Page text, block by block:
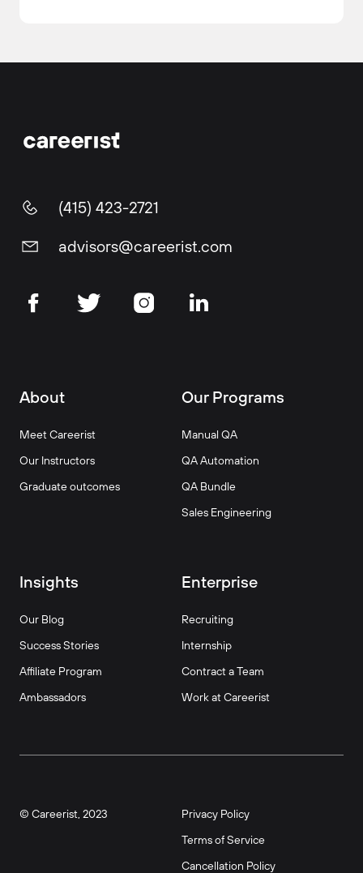
(415) 423-2721
advisors@careerist.com
About
Meet Careerist
Our Instructors
Graduate outcomes
Our Programs
Manual QA
QA Automation
QA Bundle
Sales Engineering
Insights
Our Blog
Success Stories
Affiliate Program
Ambassadors
Enterprise
Recruiting
Internship
Contract a Team
Work at Careerist
© Careerist, 2023
Privacy Policy
Terms of Service
Cancellation Policy